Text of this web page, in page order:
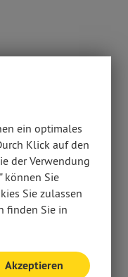
ein optimales
Klick auf den
der Verwendung
können Sie
Sie zulassen
finden Sie in
Akzeptieren